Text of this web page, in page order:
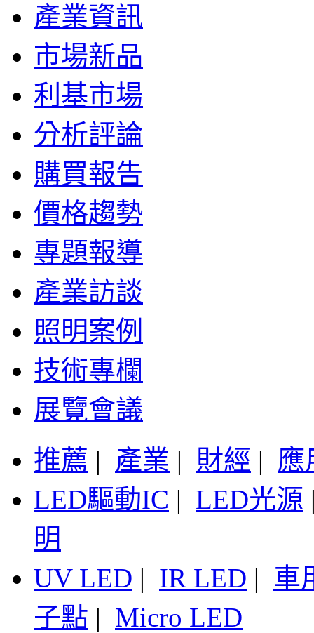
產業資訊
市場新品
利基市場
分析評論
購買報告
價格趨勢
專題報導
產業訪談
照明案例
技術專欄
展覽會議
推薦 | 產業 | 財經 | 應
LED驅動IC | LED光源
明
UV LED | IR LED | 車
子點 | Micro LED